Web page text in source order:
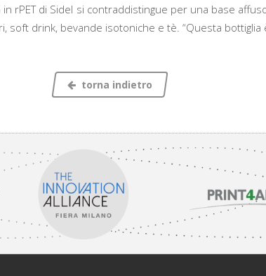
rPET di Sidel si contraddistingue per una base
soft drink, bevande isotoniche e tè. “Questa
torna indietro